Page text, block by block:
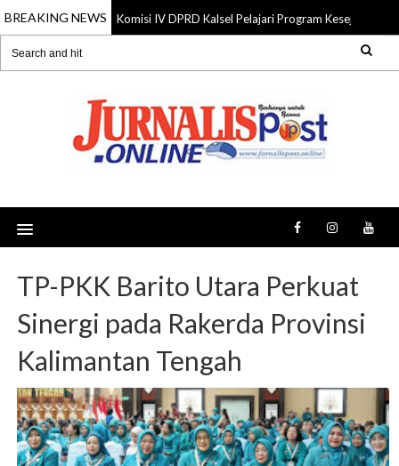
BREAKING NEWS
06 Aug 2026 Komisi IV DPRD Kalsel Pelajari Program
TP-PKK Barito Utara Perkuat
Sinergi pada Rakerda Provinsi
Kalimantan Tengah